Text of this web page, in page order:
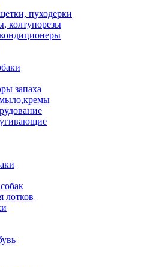
пуходерки
колтунорезы
запаха
лотков